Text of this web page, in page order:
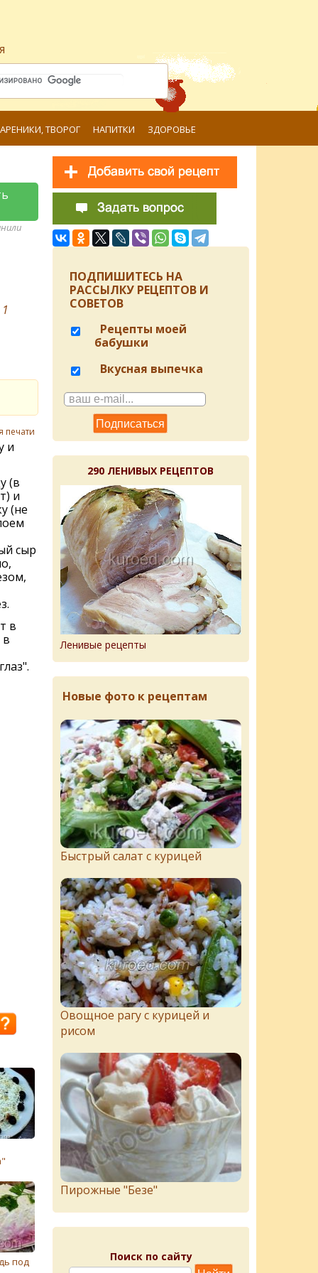
ТВОРОГ НАПИТКИ ЗДОРОВЬЕ
1
печати
и
(в
и
(не
сыр
в
под
ПОДПИШИТЕСЬ НА
РАССЫЛКУ РЕЦЕПТОВ И
СОВЕТОВ
Рецепты моей
бабушки
Вкусная выпечка
290 ЛЕНИВЫХ РЕЦЕПТОВ
Ленивые рецепты
Новые фото к рецептам
Быстрый салат с курицей
Овощное рагу с курицей и
рисом
Пирожныe "Бeзe"
Поиск по сайту